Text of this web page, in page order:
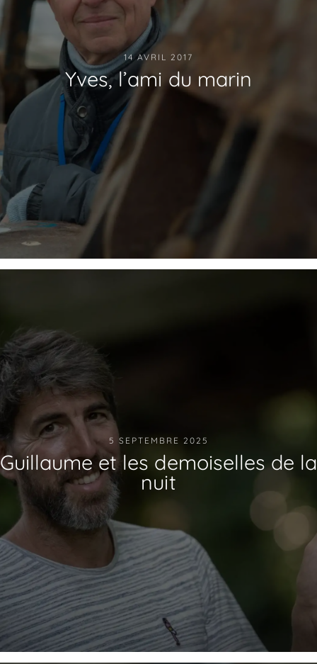
14 AVRIL 2017
Yves, l’ami du marin
5 SEPTEMBRE 2025
Guillaume et les demoiselles de la
nuit